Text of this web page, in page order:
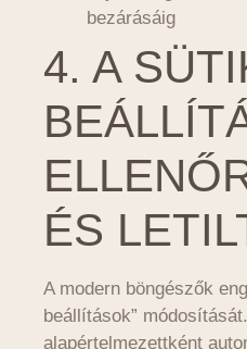
bezárásáig
4. A
ÉS
A modern böngészők
beállítások”
alapértelmezettként